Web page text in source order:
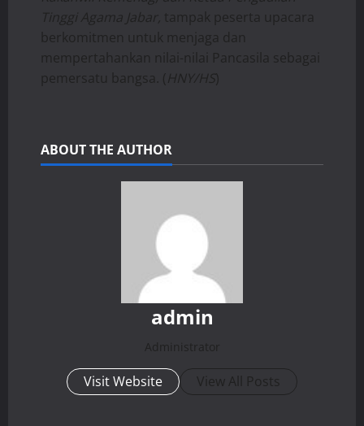
Tinggi Agama Jabar, tampak peserta upacara
berkomitmen untuk menjaga dan
mempertahankan nilai-nilai Pancasila sebagai
pemersatu bangsa. ( HNY/HS)
ABOUT THE AUTHOR
admin
Administrator
Visit Website View All Posts